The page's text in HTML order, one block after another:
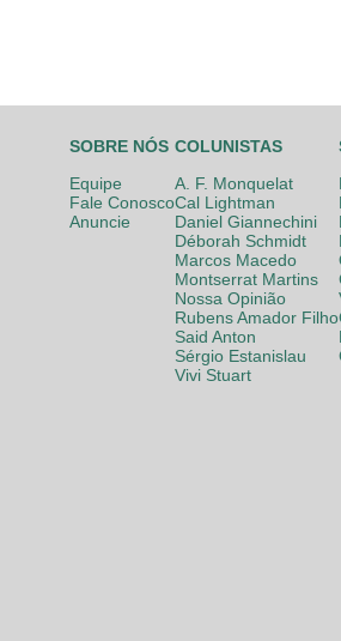
SOBRE NÓS
Equipe
Fale Conosco
Anuncie
COLUNISTAS
A. F. Monquelat
Cal Lightman
Daniel Giannechini
Déborah Schmidt
Marcos Macedo
Montserrat Martins
Nossa Opinião
Rubens Amador Filho
Said Anton
Sérgio Estanislau
Vivi Stuart